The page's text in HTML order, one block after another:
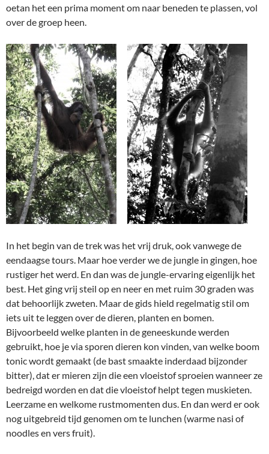
oetan het een prima moment om naar beneden te plassen, vol
over de groep heen.
In het begin van de trek was het vrij druk, ook vanwege de
eendaagse tours. Maar hoe verder we de jungle in gingen, hoe
rustiger het werd. En dan was de jungle-ervaring eigenlijk het
best. Het ging vrij steil op en neer en met ruim 30 graden was
dat behoorlijk zweten. Maar de gids hield regelmatig stil om
iets uit te leggen over de dieren, planten en bomen.
Bijvoorbeeld welke planten in de geneeskunde werden
gebruikt, hoe je via sporen dieren kon vinden, van welke boom
tonic wordt gemaakt (de bast smaakte inderdaad bijzonder
bitter), dat er mieren zijn die een vloeistof sproeien wanneer ze
bedreigd worden en dat die vloeistof helpt tegen muskieten.
Leerzame en welkome rustmomenten dus. En dan werd er ook
nog uitgebreid tijd genomen om te lunchen (warme nasi of
noodles en vers fruit).